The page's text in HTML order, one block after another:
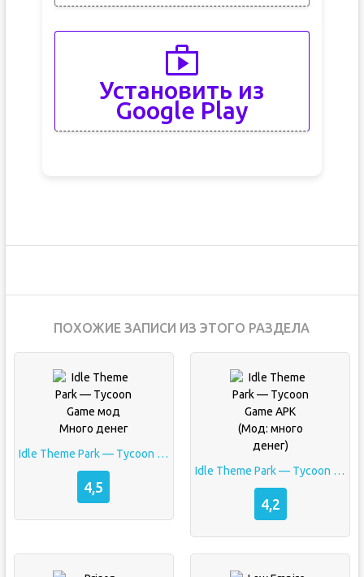
Установить из
Google Play
ПОХОЖИЕ ЗАПИСИ ИЗ ЭТОГО РАЗДЕЛА
Idle Theme Park — Tycoon Game мод Много денег
4,5
Idle Theme Park — Tycoon Game APK (Мод: много денег)
4,2